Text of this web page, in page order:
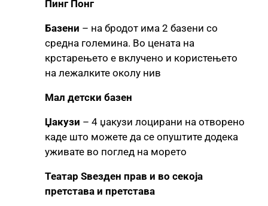
Пинг Понг
Базени – на бродот има 2 базени со
средна големина. Во цената на
крстарењето е вклучено и користењето
на лежалките околу нив
Мал детски базен
Џакузи – 4 џакузи лоцирани на отворено
каде што можете да се опуштите додека
уживате во поглед на морето
Театар Ѕвезден прав и во секоја
претстава и претстава